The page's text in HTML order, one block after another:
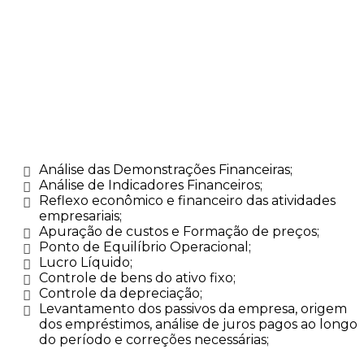
Análise das Demonstrações Financeiras;
Análise de Indicadores Financeiros;
Reflexo econômico e financeiro das atividades
empresariais;
Apuração de custos e Formação de preços;
Ponto de Equilíbrio Operacional;
Lucro Líquido;
Controle de bens do ativo fixo;
Controle da depreciação;
Levantamento dos passivos da empresa, origem
dos empréstimos, análise de juros pagos ao longo
do período e correções necessárias;